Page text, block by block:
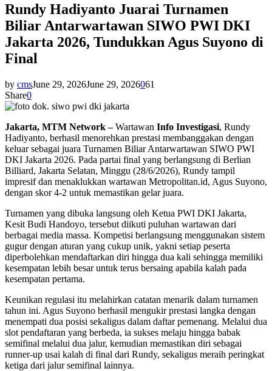
Rundy Hadiyanto Juarai Turnamen
Biliar Antarwartawan SIWO PWI DKI
Jakarta 2026, Tundukkan Agus Suyono di
Final
by cmsJune 29, 2026June 29, 2026061
Share0
Jakarta, MTM Network –Wartawan Info Investigasi, Rundy
Hadiyanto, berhasil menorehkan prestasi membanggakan dengan
keluar sebagai juara Turnamen Biliar Antarwartawan SIWO PWI
DKI Jakarta 2026. Pada partai final yang berlangsung di Berlian
Billiard, Jakarta Selatan, Minggu (28/6/2026), Rundy tampil
impresif dan menaklukkan wartawan Metropolitan.id, Agus Suyono,
dengan skor 4-2 untuk memastikan gelar juara.
Turnamen yang dibuka langsung oleh Ketua PWI DKI Jakarta,
Kesit Budi Handoyo, tersebut diikuti puluhan wartawan dari
berbagai media massa. Kompetisi berlangsung menggunakan sistem
gugur dengan aturan yang cukup unik, yakni setiap peserta
diperbolehkan mendaftarkan diri hingga dua kali sehingga memiliki
kesempatan lebih besar untuk terus bersaing apabila kalah pada
kesempatan pertama.
Keunikan regulasi itu melahirkan catatan menarik dalam turnamen
tahun ini. Agus Suyono berhasil mengukir prestasi langka dengan
menempati dua posisi sekaligus dalam daftar pemenang. Melalui dua
slot pendaftaran yang berbeda, ia sukses melaju hingga babak
semifinal melalui dua jalur, kemudian memastikan diri sebagai
runner-up usai kalah di final dari Rundy, sekaligus meraih peringkat
ketiga dari jalur semifinal lainnya.